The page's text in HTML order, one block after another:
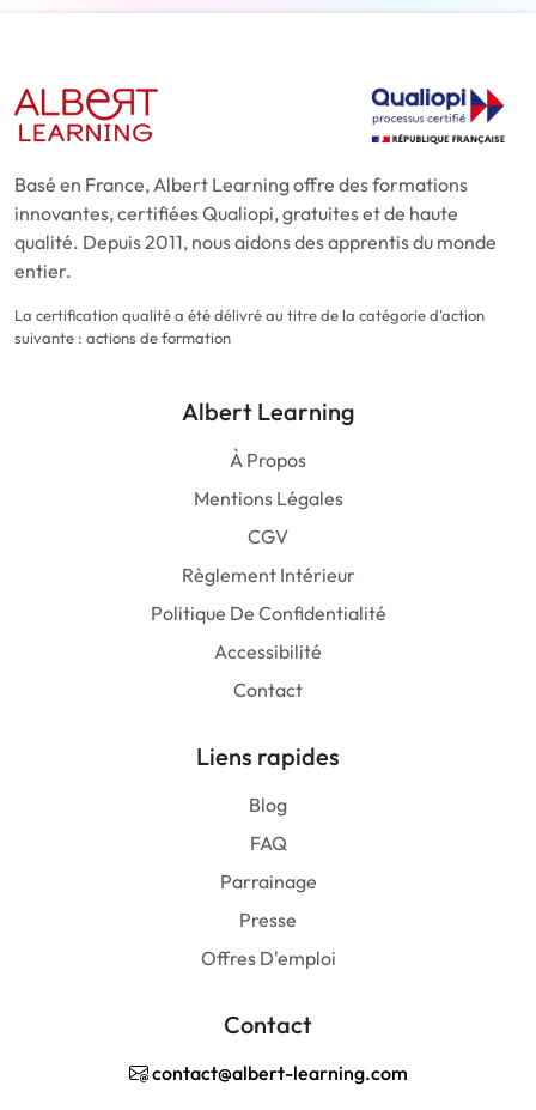
Basé en France, Albert Learning offre des formations
innovantes, certifiées Qualiopi, gratuites et de haute
qualité. Depuis 2011, nous aidons des apprentis du monde
entier.
La certification qualité a été délivré au titre de la catégorie d'action
suivante : actions de formation
Albert Learning
À Propos
Mentions Légales
CGV
Règlement Intérieur
Politique De Confidentialité
Accessibilité
Contact
Liens rapides
Blog
FAQ
Parrainage
Presse
Offres D'emploi
Contact
contact@albert-learning.com